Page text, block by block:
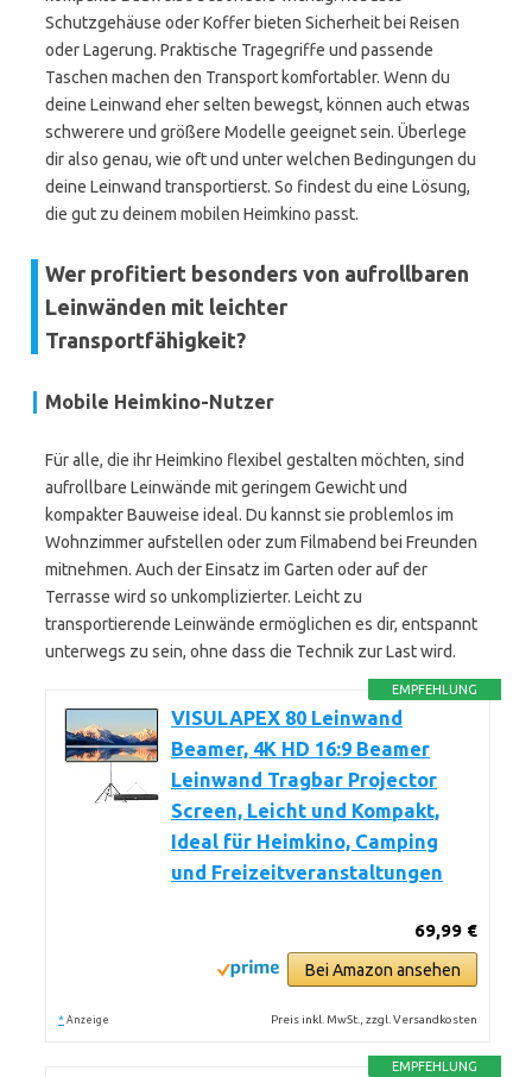
Schutzgehäuse oder Koffer bieten Sicherheit bei Reisen
oder Lagerung. Praktische Tragegriffe und passende
Taschen machen den Transport komfortabler. Wenn du
deine Leinwand eher selten bewegst, können auch etwas
schwerere und größere Modelle geeignet sein. Überlege
dir also genau, wie oft und unter welchen Bedingungen du
deine Leinwand transportierst. So findest du eine Lösung,
die gut zu deinem mobilen Heimkino passt.
Wer profitiert besonders von aufrollbaren
Leinwänden mit leichter
Transportfähigkeit?
Mobile Heimkino-Nutzer
Für alle, die ihr Heimkino flexibel gestalten möchten, sind
aufrollbare Leinwände mit geringem Gewicht und
kompakter Bauweise ideal. Du kannst sie problemlos im
Wohnzimmer aufstellen oder zum Filmabend bei Freunden
mitnehmen. Auch der Einsatz im Garten oder auf der
Terrasse wird so unkomplizierter. Leicht zu
transportierende Leinwände ermöglichen es dir, entspannt
unterwegs zu sein, ohne dass die Technik zur Last wird.
EMPFEHLUNG
VISULAPEX 80 Leinwand
Beamer, 4K HD 16:9 Beamer
Leinwand Tragbar Projector
Screen, Leicht und Kompakt,
Ideal für Heimkino, Camping
und Freizeitveranstaltungen
69,99 €
Bei Amazon ansehen
* Anzeige Preis inkl. MwSt., zzgl. Versandkosten
EMPFEHLUNG